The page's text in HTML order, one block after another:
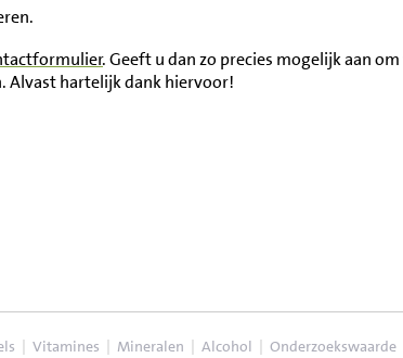
. Geeft u dan zo precies mogelijk aan
Alvast hartelijk dank hiervoor!
| Vitamines | Mineralen | Alcohol | Onderzoekswaarde